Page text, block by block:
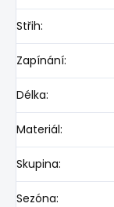
Střih:
Zapínání:
Délka:
Materiál:
Skupina:
Sezóna: